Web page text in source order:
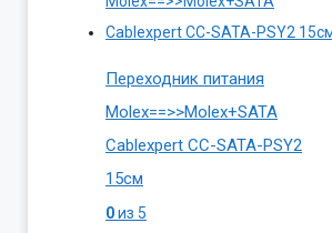
Переходник питания
Molex==>>Molex+SATA
Cablexpert CC-SATA-PSY2
15см
0из 5